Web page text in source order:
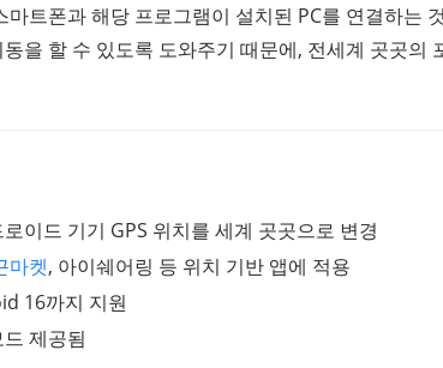
마트폰과 해당 프로그램이 설치된 PC를 연결하는
을 할 수 있도록 도와주기 때문에, 전세계 곳곳의
이드 기기 GPS 위치를 세계 곳곳으로 변경
마켓, 아이쉐어링 등 위치 기반 앱에 적용
16까지 지원
제공됨